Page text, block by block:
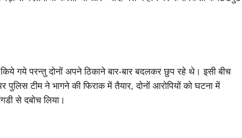
गये परन्तु दोनों अपने ठिकाने बार-बार बदलकर छुप रहे थे। इसी बीच
टीम ने भागने की फिराक में तैयार, दोनों आरोपियों को घटना में
से दबोच लिया।